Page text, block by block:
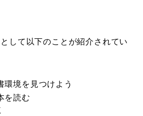
して以下のことが紹介されてい
環境を見つけよう
を読む